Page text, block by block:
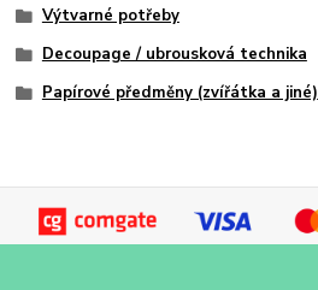
Výtvarné potřeby
Decoupage / ubrousková technika
Papírové předměny (zvířátka a jiné)